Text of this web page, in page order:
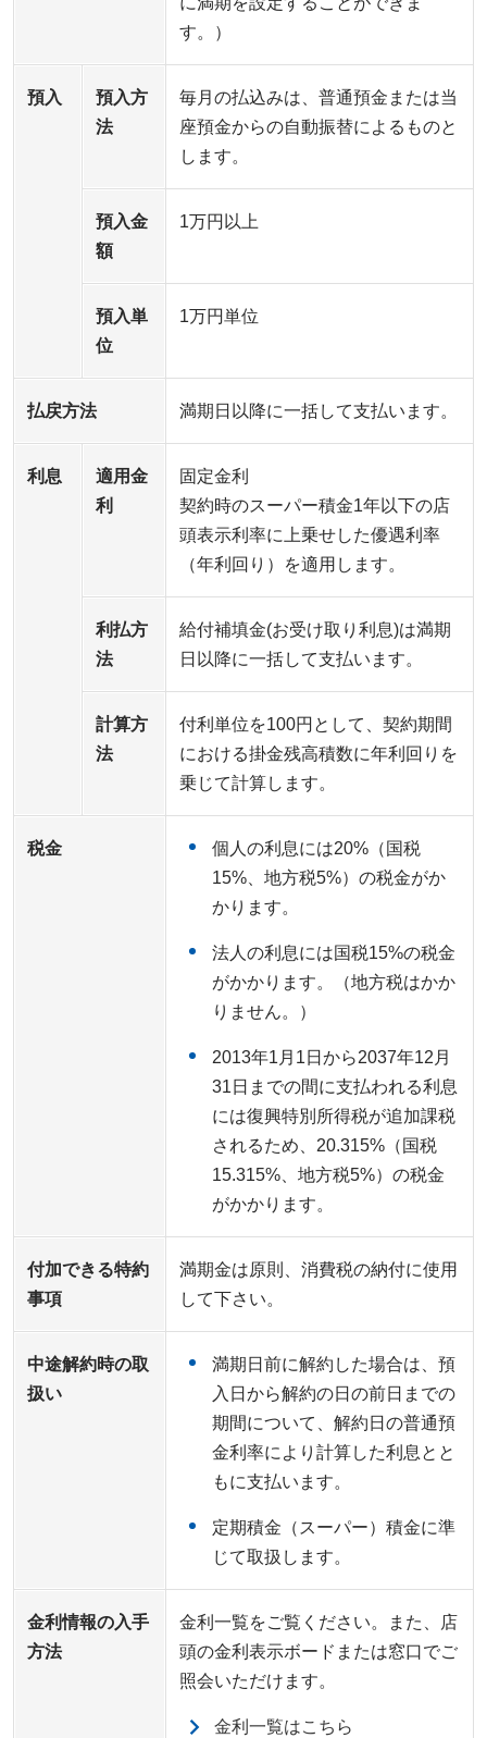
す。）
預入
預入方
法
毎月の払込みは、普通預金または当
座預金からの自動振替によるものと
します。
預入金
額
1万円以上
預入単
位
1万円単位
払戻方法 満期日以降に一括して支払います。
利息
適用金
利
固定金利
契約時のスーパー積金1年以下の店
頭表示利率に上乗せした優遇利率
（年利回り）を適用します。
利払方
法
給付補填金(お受け取り利息)は満期
日以降に一括して支払います。
計算方
法
付利単位を100円として、契約期間
における掛金残高積数に年利回りを
乗じて計算します。
税金
個人の利息には20%（国税
15%、地方税5%）の税金がか
かります。
法人の利息には国税15%の税金
がかかります。（地方税はかか
りません。）
2013年1月1日から2037年12月
31日までの間に支払われる利息
には復興特別所得税が追加課税
されるため、20.315%（国税
15.315%、地方税5%）の税金
がかかります。
付加できる特約
事項
満期金は原則、消費税の納付に使用
して下さい。
中途解約時の取
扱い
満期日前に解約した場合は、預
入日から解約の日の前日までの
期間について、解約日の普通預
金利率により計算した利息とと
もに支払います。
定期積金（スーパー）積金に準
じて取扱します。
金利情報の入手
方法
金利一覧をご覧ください。また、店
頭の金利表示ボードまたは窓口でご
照会いただけます。
金利一覧はこちら